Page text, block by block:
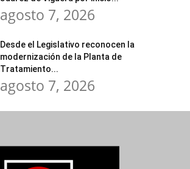
agosto 7, 2026
Desde el Legislativo reconocen la
modernización de la Planta de
Tratamiento...
agosto 7, 2026